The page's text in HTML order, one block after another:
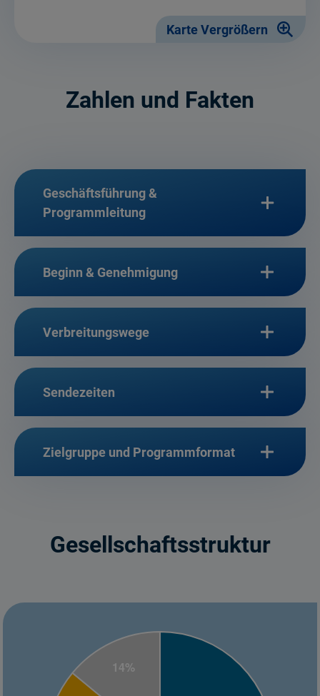
Karte Vergrößern
Zahlen und Fakten
Geschäftsführung &
Programmleitung
Beginn & Genehmigung
Verbreitungswege
Sendezeiten
Zielgruppe und Programmformat
Gesellschaftsstruktur